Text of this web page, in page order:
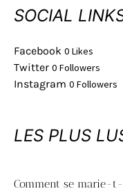
SOCIAL
Facebook 0 Likes
Twitter 0 Followers
Instagram 0 Followers
LES PLUS
Comment se marie-